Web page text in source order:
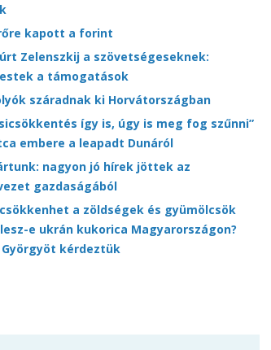
kapott a forint
Zelenszkij a szövetségeseknek:
a támogatások
száradnak ki Horvátországban
így is, úgy is meg fog szűnni”
embere a leapadt Dunáról
nagyon jó hírek jöttek az
gazdaságából
a zöldségek és gyümölcsök
e ukrán kukorica Magyarországon?
Györgyöt kérdeztük